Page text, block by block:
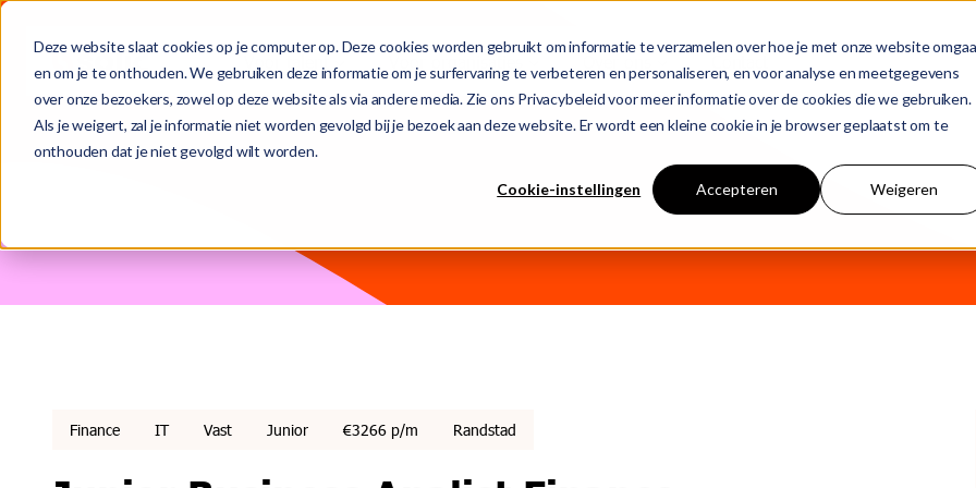
Deze website slaat cookies op je computer op. Deze cookies worden gebruikt om informatie te verzamelen over hoe je met onze website
en om je te onthouden. We gebruiken deze informatie om je surfervaring te verbeteren en personaliseren, en voor analyse en meetgegevens
over onze bezoekers, zowel op deze website als via andere media. Zie ons Privacybeleid voor meer informatie over de cookies die we gebruiken.
Als je weigert, zal je informatie niet worden gevolgd bij je bezoek aan deze website. Er wordt een kleine cookie in je browser geplaatst om te
onthouden dat je niet gevolgd wilt worden.
Cookie-instellingen Accepteren Weigeren
Voor talent Voor organisaties
Dit is een zoekveld waaraan een functie voor automatische suggesties is gekoppeld.
Finance IT Vast Junior €3266 p/m Randstad